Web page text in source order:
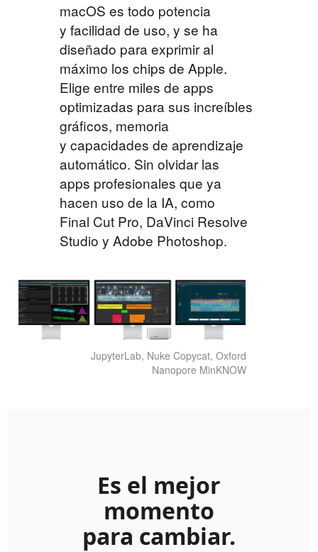
macOS es todo potencia
y facilidad de uso, y se ha
diseñado para exprimir al
máximo los chips de Apple.
Elige entre miles de apps
optimizadas para sus increíbles
gráficos, memoria
y capacidades de aprendizaje
automático. Sin olvidar las
apps profesionales que ya
hacen uso de la IA, como
Final Cut Pro, DaVinci Resolve
Studio y Adobe Photoshop.
JupyterLab, Nuke Copycat, Oxford
Nanopore MinKNOW
Es el mejor
momento
para cambiar.